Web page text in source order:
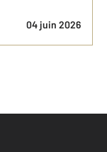
04 juin 2026